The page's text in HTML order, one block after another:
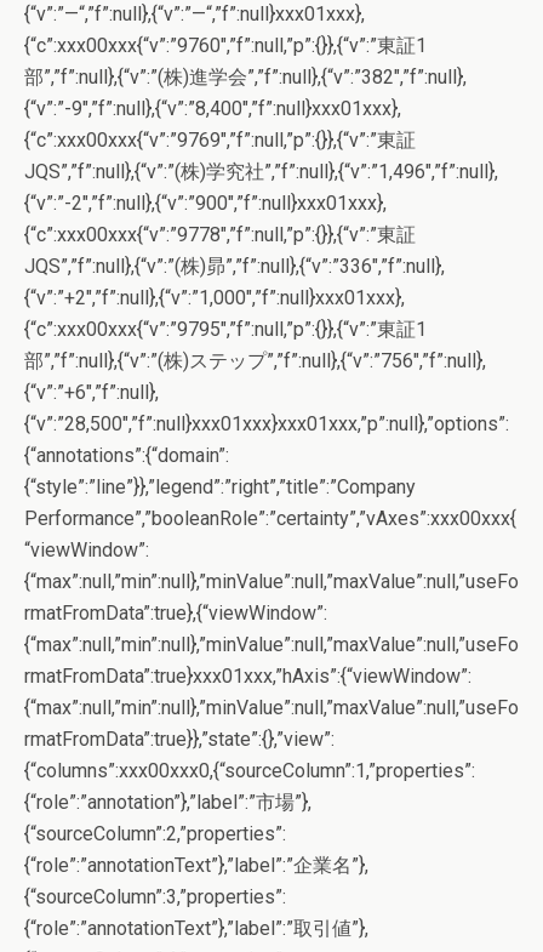
{“v”:”—“,”f”:null},{“v”:”—“,”f”:null}xxx01xxx},
{“c”:xxx00xxx{“v”:”9760″,”f”:null,”p”:{}},{“v”:”東証1
部”,”f”:null},{“v”:”(株)進学会”,”f”:null},{“v”:”382″,”f”:null},
{“v”:”-9″,”f”:null},{“v”:”8,400″,”f”:null}xxx01xxx},
{“c”:xxx00xxx{“v”:”9769″,”f”:null,”p”:{}},{“v”:”東証
JQS”,”f”:null},{“v”:”(株)学究社”,”f”:null},{“v”:”1,496″,”f”:null},
{“v”:”-2″,”f”:null},{“v”:”900″,”f”:null}xxx01xxx},
{“c”:xxx00xxx{“v”:”9778″,”f”:null,”p”:{}},{“v”:”東証
JQS”,”f”:null},{“v”:”(株)昴”,”f”:null},{“v”:”336″,”f”:null},
{“v”:”+2″,”f”:null},{“v”:”1,000″,”f”:null}xxx01xxx},
{“c”:xxx00xxx{“v”:”9795″,”f”:null,”p”:{}},{“v”:”東証1
部”,”f”:null},{“v”:”(株)ステップ”,”f”:null},{“v”:”756″,”f”:null},
{“v”:”+6″,”f”:null},
{“v”:”28,500″,”f”:null}xxx01xxx}xxx01xxx,”p”:null},”options”:
{“annotations”:{“domain”:
{“style”:”line”}},”legend”:”right”,”title”:”Company
Performance”,”booleanRole”:”certainty”,”vAxes”:xxx00xxx{
“viewWindow”:
{“max”:null,”min”:null},”minValue”:null,”maxValue”:null,”useFo
rmatFromData”:true},{“viewWindow”:
{“max”:null,”min”:null},”minValue”:null,”maxValue”:null,”useFo
rmatFromData”:true}xxx01xxx,”hAxis”:{“viewWindow”:
{“max”:null,”min”:null},”minValue”:null,”maxValue”:null,”useFo
rmatFromData”:true}},”state”:{},”view”:
{“columns”:xxx00xxx0,{“sourceColumn”:1,”properties”:
{“role”:”annotation”},”label”:”市場”},
{“sourceColumn”:2,”properties”:
{“role”:”annotationText”},”label”:”企業名”},
{“sourceColumn”:3,”properties”:
{“role”:”annotationText”},”label”:”取引値”},